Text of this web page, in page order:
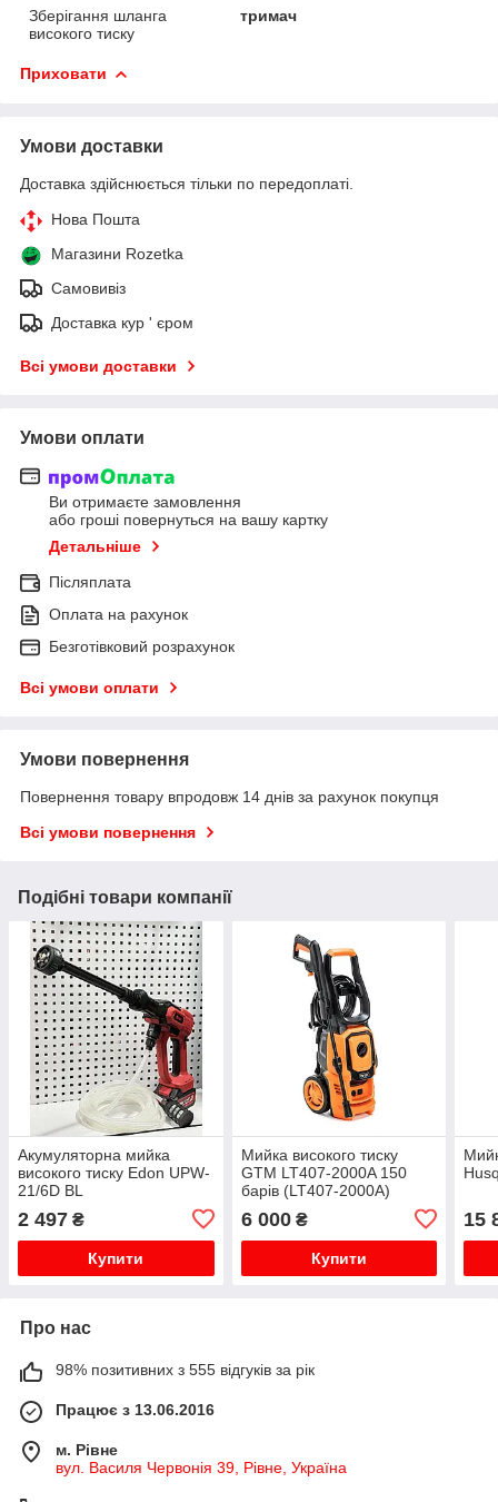
Зберігання шланга
високого тиску
тримач
Приховати
Умови доставки
Доставка здійснюється тільки по передоплаті.
Нова Пошта
Магазини Rozetka
Самовивіз
Доставка кур ' єром
Всі умови доставки
Умови оплати
Ви отримаєте замовлення
або гроші повернуться на вашу картку
Детальніше
Післяплата
Оплата на рахунок
Безготівковий розрахунок
Всі умови оплати
Умови повернення
Повернення товару впродовж 14 днів за рахунок покупця
Всі умови повернення
Подібні товари компанії
Акумуляторна мийка
високого тиску Edon UPW-
21/6D BL
2 497 ₴
Купити
Мийка високого тиску
GTM LT407-2000A 150
барів (LT407-2000A)
6 000₴
Купити
15
Про нас
98% позитивних з 555 відгуків за рік
Працює з 13.06.2016
м. Рівне
вул. Василя Червонія 39, Рівне, Україна